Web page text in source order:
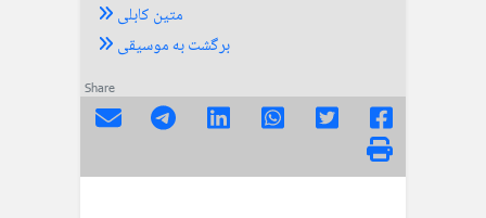
متین کابلی
برگشت به موسیقی
Share